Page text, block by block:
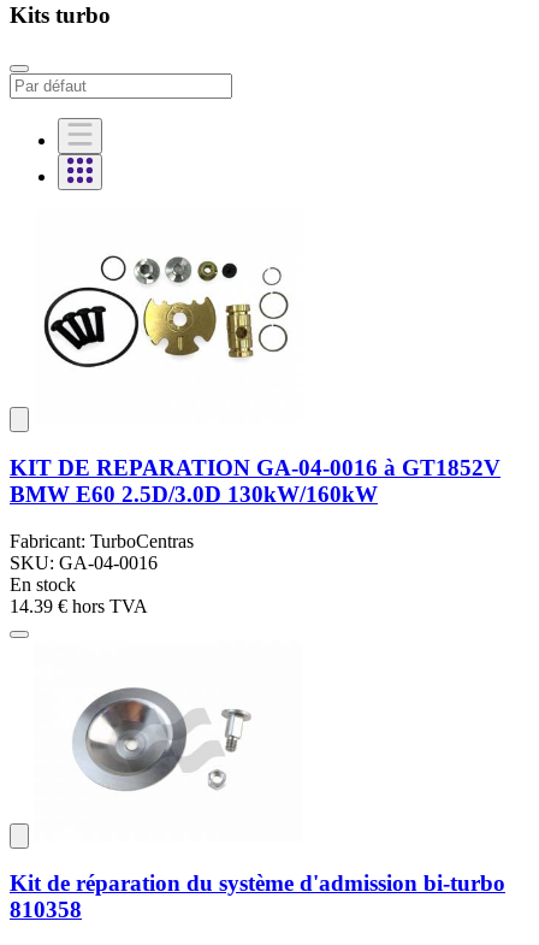
Kits turbo
KIT DE REPARATION GA-04-0016 à GT1852V
BMW E60 2.5D/3.0D 130kW/160kW
Fabricant: TurboCentras
SKU: GA-04-0016
En stock
14.39 € hors TVA
Kit de réparation du système d'admission bi-turbo
810358